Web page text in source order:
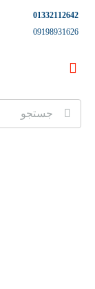
01332112642
09198931626